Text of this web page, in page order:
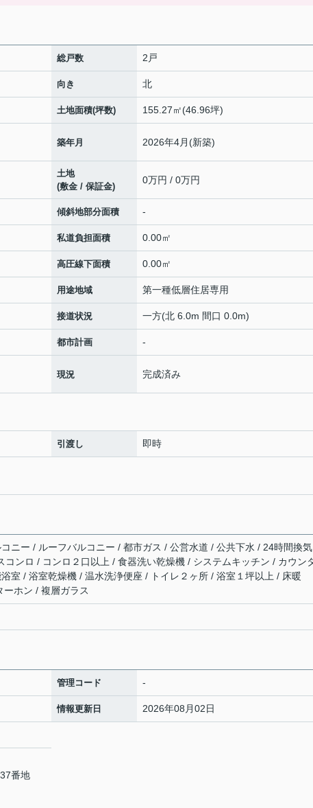
総戸数 2戸
向き 北
土地面積(坪数) 155.27㎡(46.96坪)
築年月 2026年4月(新築)
土地
(敷金 / 保証金)
0万円 / 0万円
傾斜地部分面積 -
私道負担面積 0.00㎡
高圧線下面積 0.00㎡
用途地域 第一種低層住居専用
接道状況 一方(北 6.0m 間口 0.0m)
都市計画 -
現況 完成済み
引渡し 即時
ニー / ルーフバルコニー / 都市ガス / 公営水道 / 公共下水 / 24時間換
コンロ / コンロ２口以上 / 食器洗い乾燥機 / システムキッチン / カウン
室 / 浴室乾燥機 / 温水洗浄便座 / トイレ２ヶ所 / 浴室１坪以上 / 床暖
ーホン / 複層ガラス
管理コード -
情報更新日 2026年08月02日
番地